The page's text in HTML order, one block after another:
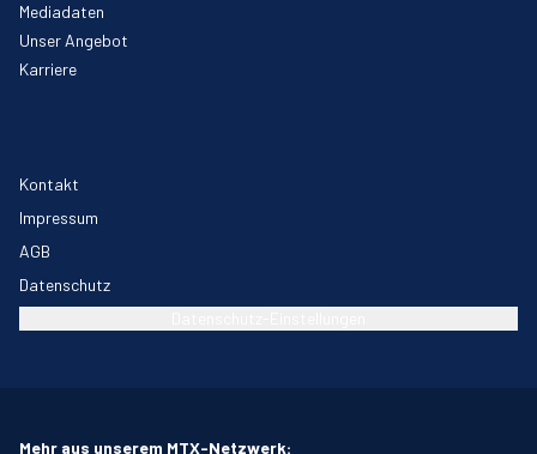
Mediadaten
Unser Angebot
Karriere
Kontakt
Impressum
AGB
Datenschutz
Mehr aus unserem MTX-Netzwerk: